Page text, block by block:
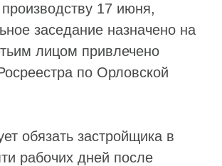
17 июня,
заседание назначено на
лицом привлечено
по Орловской
обязать застройщика в
рабочих дней после